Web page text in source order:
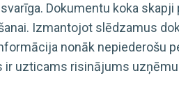
Dokumentu koka skapji
Izmantojot slēdzamus
nonāk nepiederošu
uzticams risinājums